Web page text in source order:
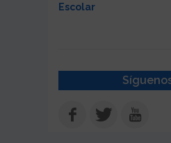
Escolar